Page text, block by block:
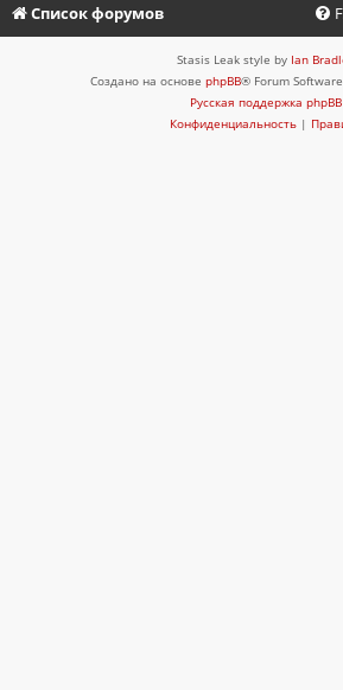
Список форумов
Stasis Leak style by Ian
Создано на основе phpBB® Forum
Русская поддержка phpBB
Конфиденциальность |